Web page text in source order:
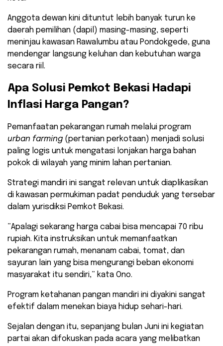
Anggota dewan kini dituntut lebih banyak turun ke
daerah pemilihan (dapil) masing-masing, seperti
meninjau kawasan Rawalumbu atau Pondokgede, guna
mendengar langsung keluhan dan kebutuhan warga
secara riil.
​Apa Solusi Pemkot Bekasi Hadapi
Inflasi Harga Pangan?
​Pemanfaatan pekarangan rumah melalui program
urban farming (pertanian perkotaan) menjadi solusi
paling logis untuk mengatasi lonjakan harga bahan
pokok di wilayah yang minim lahan pertanian.
Strategi mandiri ini sangat relevan untuk diaplikasikan
di kawasan permukiman padat penduduk yang tersebar
dalam yurisdiksi Pemkot Bekasi.
​”Apalagi sekarang harga cabai bisa mencapai 70 ribu
rupiah. Kita instruksikan untuk memanfaatkan
pekarangan rumah, menanam cabai, tomat, dan
sayuran lain yang bisa mengurangi beban ekonomi
masyarakat itu sendiri,” kata Ono.
​Program ketahanan pangan mandiri ini diyakini sangat
efektif dalam menekan biaya hidup sehari-hari.
Sejalan dengan itu, sepanjang bulan Juni ini kegiatan
partai akan difokuskan pada acara yang melibatkan